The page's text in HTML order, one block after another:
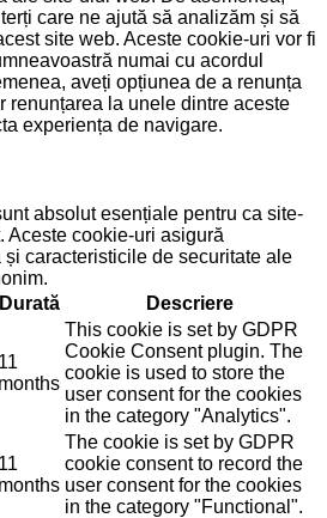
care ne ajută să analizăm și să
site web. Aceste cookie-uri vor fi
numai cu acordul
aveți opțiunea de a renunța
renunțarea la unele dintre aceste
experiența de navigare.
absolut esențiale pentru ca site-
Aceste cookie-uri asigură
caracteristicile de securitate ale
Durată Descriere
11
months
This cookie is set by GDPR
Cookie Consent plugin. The
cookie is used to store the
user consent for the cookies
in the category "Analytics".
11
months
The cookie is set by GDPR
cookie consent to record the
user consent for the cookies
in the category "Functional".